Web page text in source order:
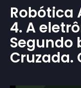
Robótica
4. A
Segundo
Cruzada.